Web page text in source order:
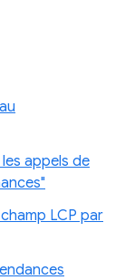
appels de
LCP par